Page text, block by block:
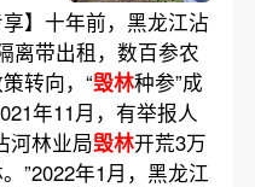
】十年前，黑龙江沾
离带出租，数百参农
转向，“毁林种参”成
年11月，有举报人
河林业局毁林开荒3万
”2022年1月，黑龙江